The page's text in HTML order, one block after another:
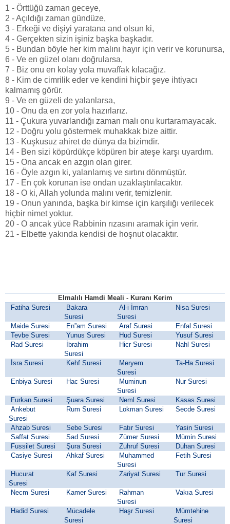
1 - Örttüğü zaman geceye,
2 - Açıldığı zaman gündüze,
3 - Erkeği ve dişiyi yaratana and olsun ki,
4 - Gerçekten sizin işiniz başka başkadır.
5 - Bundan böyle her kim malını hayır için verir ve korunursa,
6 - Ve en güzel olanı doğrularsa,
7 - Biz onu en kolay yola muvaffak kılacağız.
8 - Kim de cimrilik eder ve kendini hiçbir şeye ihtiyacı
kalmamış görür.
9 - Ve en güzeli de yalanlarsa,
10 - Onu da en zor yola hazırlarız.
11 - Çukura yuvarlandığı zaman malı onu kurtaramayacak.
12 - Doğru yolu göstermek muhakkak bize aittir.
13 - Kuşkusuz ahiret de dünya da bizimdir.
14 - Ben sizi köpürdükçe köpüren bir ateşe karşı uyardım.
15 - Ona ancak en azgın olan girer.
16 - Öyle azgın ki, yalanlamış ve sırtını dönmüştür.
17 - En çok korunan ise ondan uzaklaştırılacaktır.
18 - O ki, Allah yolunda malını verir, temizlenir.
19 - Onun yanında, başka bir kimse için karşılığı verilecek
hiçbir nimet yoktur.
20 - O ancak yüce Rabbinin rızasını aramak için verir.
21 - Elbette yakında kendisi de hoşnut olacaktır.
Elmalılı Hamdi Meali - Kuranı Kerim
Fatiha Suresi
Bakara
Suresi
Al-i İmran
Suresi
Nisa Suresi
Maide Suresi En”am Suresi Araf Suresi
Enfal Suresi
Tevbe Suresi
Yunus Suresi Hud Suresi
Yusuf Suresi
Rad Suresi
İbrahim
Suresi
Hicr Suresi Nahl Suresi
İsra Suresi Kehf Suresi
Meryem
Suresi
Ta-Ha Suresi
Enbiya Suresi Hac Suresi
Muminun
Suresi
Nur Suresi
Furkan Suresi Şuara Suresi Neml Suresi
Kasas Suresi
Ankebut
Suresi
Rum Suresi Lokman Suresi Secde Suresi
Ahzab Suresi Sebe Suresi Fatır Suresi
Yasin Suresi
Saffat Suresi
Sad Suresi Zümer Suresi
Mümin Suresi
Fussilet Suresi
Şura Suresi Zuhruf Suresi
Duhan Suresi
Casiye Suresi
Ahkaf Suresi
Muhammed
Suresi
Fetih Suresi
Hucurat
Suresi
Kaf Suresi Zariyat Suresi Tur Suresi
Necm Suresi Kamer Suresi
Rahman
Suresi
Vakıa Suresi
Hadid Suresi
Mücadele
Suresi
Haşr Suresi
Mümtehine
Suresi